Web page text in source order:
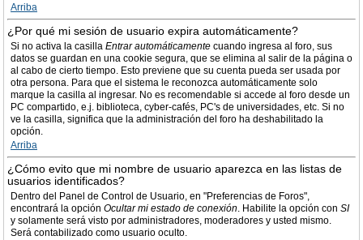
Arriba
¿Por qué mi sesión de usuario expira automáticamente?
Si no activa la casilla Entrar automáticamente cuando ingresa al foro, sus
datos se guardan en una cookie segura, que se elimina al salir de la página o
al cabo de cierto tiempo. Esto previene que su cuenta pueda ser usada por
otra persona. Para que el sistema le reconozca automáticamente solo
marque la casilla al ingresar. No es recomendable si accede al foro desde un
PC compartido, e.j. biblioteca, cyber-cafés, PC's de universidades, etc. Si no
ve la casilla, significa que la administración del foro ha deshabilitado la
opción.
Arriba
¿Cómo evito que mi nombre de usuario aparezca en las listas de
usuarios identificados?
Dentro del Panel de Control de Usuario, en "Preferencias de Foros",
encontrará la opción Ocultar mi estado de conexión. Habilite la opción con SI
y solamente será visto por administradores, moderadores y usted mismo.
Será contabilizado como usuario oculto.